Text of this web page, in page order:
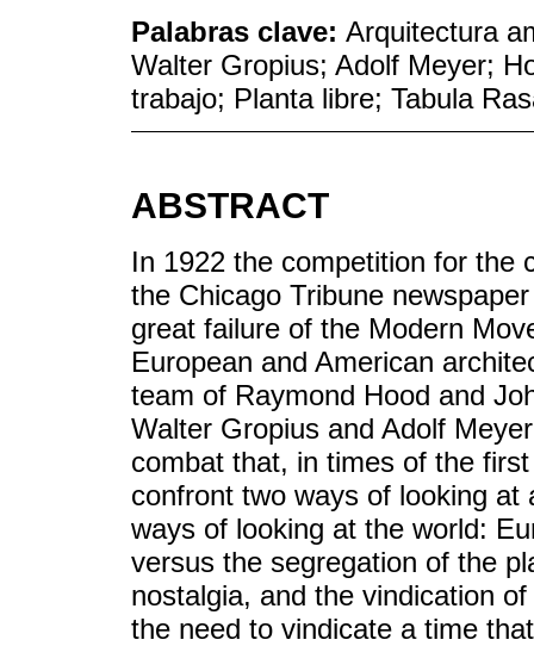
Palabras clave: Arquitectura
Walter Gropius; Adolf Meyer;
trabajo; Planta libre; Tabula
ABSTRACT
In 1922 the competition for the
the Chicago Tribune
great failure of the Modern
European and American
team of Raymond Hood and
Walter Gropius and Adolf
combat that, in times of the
confront two ways of looking
ways of looking at the world:
versus the segregation of the
nostalgia, and the vindication
the need to vindicate a time